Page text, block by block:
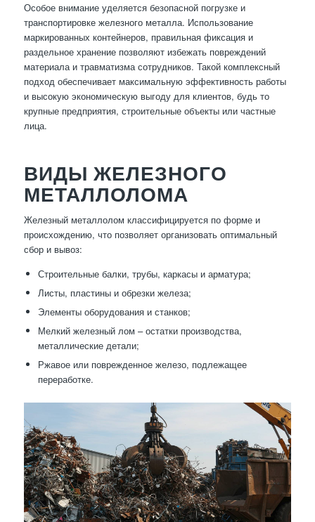
Особое внимание уделяется безопасной погрузке и
транспортировке железного металла. Использование
маркированных контейнеров, правильная фиксация и
раздельное хранение позволяют избежать повреждений
материала и травматизма сотрудников. Такой комплексный
подход обеспечивает максимальную эффективность работы
и высокую экономическую выгоду для клиентов, будь то
крупные предприятия, строительные объекты или частные
лица.
ВИДЫ ЖЕЛЕЗНОГО
МЕТАЛЛОЛОМА
Железный металлолом классифицируется по форме и
происхождению, что позволяет организовать оптимальный
сбор и вывоз:
Строительные балки, трубы, каркасы и арматура;
Листы, пластины и обрезки железа;
Элементы оборудования и станков;
Мелкий железный лом – остатки производства,
металлические детали;
Ржавое или поврежденное железо, подлежащее
переработке.